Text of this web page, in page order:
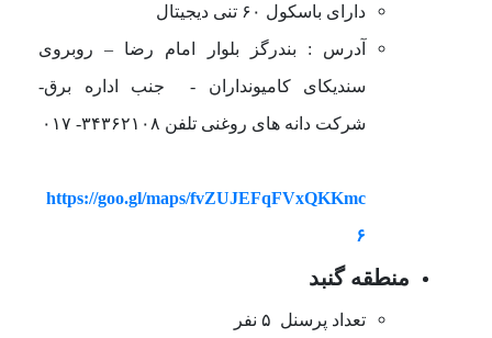
دارای باسکول ۶۰ تنی دیجیتال
آدرس : بندرگز بلوار امام رضا –روبروی
سندیکای کامیونداران - جنب اداره برق-
شرکت دانه های روغنی تلفن ۳۴۳۶۲۱۰۸- ۰۱۷
https://goo.gl/maps/fvZUJEFqFVxQKKmc
۶
منطقه گنبد
تعداد پرسنل ۵ نفر